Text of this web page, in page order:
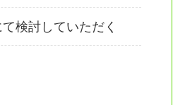
検討していただく